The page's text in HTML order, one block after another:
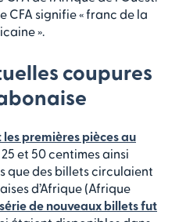
CFA signifie « franc de la
».
coupures
premières pièces au
et 50 centimes ainsi
que des billets circulaient
d’Afrique (Afrique
de nouveaux billets fut